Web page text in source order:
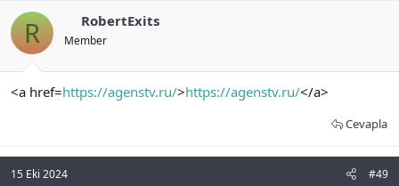
R RobertExits
Member
<a href=https://agenstv.ru/>https://agenstv.ru/</a>
Cevapla
15 Eki 2024 #49